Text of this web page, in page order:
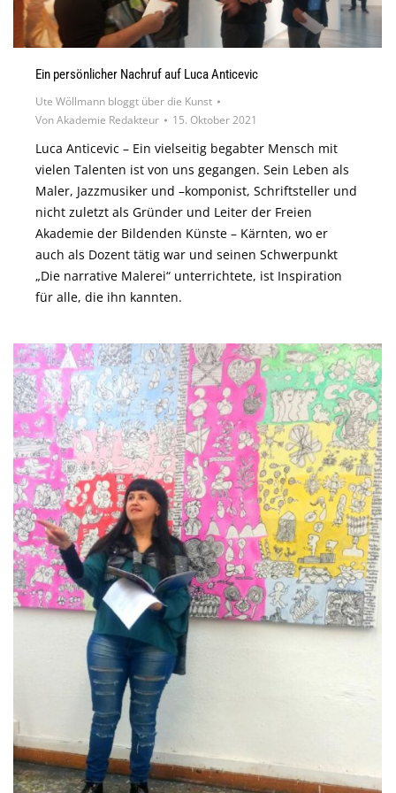
Ein persönlicher Nachruf auf Luca Anticevic
Ute Wöllmann bloggt über die Kunst
VonAkademie Redakteur 15. Oktober 2021
Luca Anticevic – Ein vielseitig begabter Mensch mit
vielen Talenten ist von uns gegangen. Sein Leben als
Maler, Jazzmusiker und –komponist, Schriftsteller und
nicht zuletzt als Gründer und Leiter der Freien
Akademie der Bildenden Künste – Kärnten, wo er
auch als Dozent tätig war und seinen Schwerpunkt
„Die narrative Malerei“ unterrichtete, ist Inspiration
für alle, die ihn kannten.